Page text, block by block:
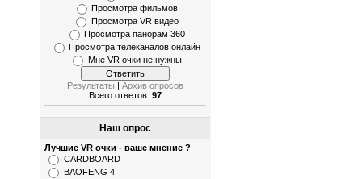
Просмотра фильмов
Просмотра VR видео
Просмотра панорам 360
Просмотра телеканалов онлайн
Мне VR очки не нужны
Результаты
Архив опросов
Всего ответов: 97
Наш опрос
Лучшие VR очки - ваше мнение ?
CARDBOARD
BAOFENG 4